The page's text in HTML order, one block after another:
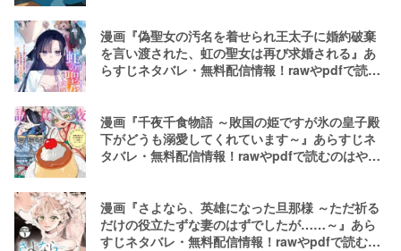
漫画『偽聖女の汚名を着せられ王太子に婚約破棄
を言い渡された、虹の聖女は再び求婚される』あ
らすじネタバレ・無料配信情報！rawやpdfで読む
漫画『千夜千食物語 ～敗国の姫ですが氷の皇子殿
下がどうも溺愛してくれています～』あらすじネ
タバレ・無料配信情報！rawやpdfで読むのはやめ
漫画『さよなら、英雄になった旦那様 ～ただ祈る
だけの役立たずな妻のはずでしたが……～』あら
すじネタバレ・無料配信情報！rawやpdfで読むの